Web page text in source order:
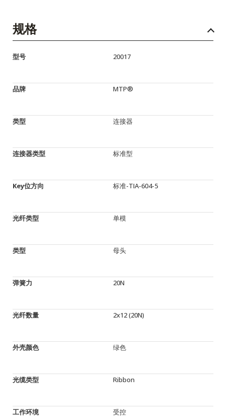
规格
型号 20017
品牌 MTP®
类型 连接器
连接器类型 标准型
Key位方向 标准-TIA-604-5
光纤类型 单模
类型 母头
弹簧力 20N
光纤数量 2x12 (20N)
外壳颜色 绿色
光缆类型 Ribbon
工作环境 受控